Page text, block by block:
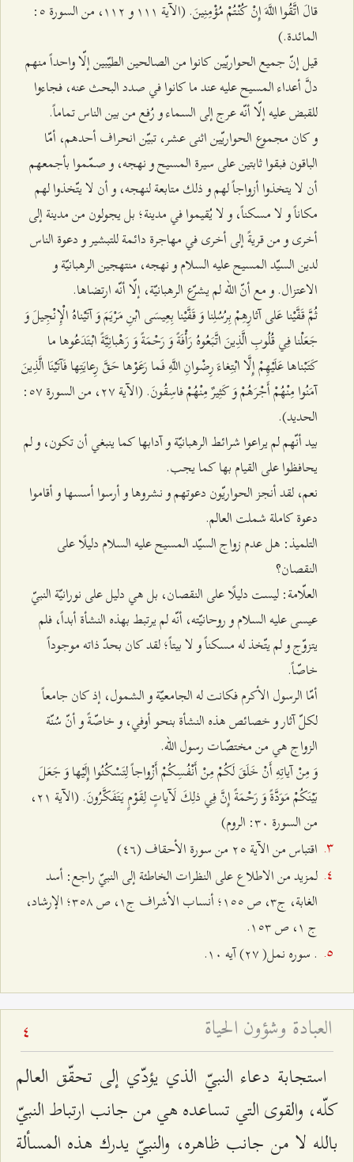
قالَ اتَّقُوا اللَّهَ إِنْ كُنْتُمْ مُؤْمِنِينَ‌. (الآية ۱۱۱ و ۱۱٢، من السورة ٥:
المائدة.)
قيل إنّ جميع الحواريّين كانوا من الصالحين الطيّبين إلّا واحداً منهم
دلَّ أعداء المسيح عليه عند ما كانوا في صدد البحث عنه، فجاءوا
للقبض عليه إلّا أنّه عرج إلى السماء و رُفع من بين الناس تماماً.
و كان مجموع الحواريّين اثنى عشر، تبيّن انحراف أحدهم، أمّا
الباقون فبقوا ثابتين على سيرة المسيح و نهجه، و صمّموا بأجمعهم
أن لا يتخذوا أزواجاً لهم و ذلك متابعة لنهجه، و أن لا يتّخذوا لهم
مكاناً و لا مسكناً، و لا يُقيموا في مدينة؛ بل يجولون من مدينة إلى
أخرى و من قريةً إلى أخرى في مهاجرة دائمة للتبشير و دعوة الناس
لدين السيّد المسيح عليه السلام و نهجه، منتهجين الرهبانيّة و
الاعتزال. و مع أنّ الله لم يشرّع الرهبانيّة، إلّا أنّه ارتضاها.
ثُمَّ قَفَّيْنا عَلى‌ آثارِهِمْ بِرُسُلِنا وَ قَفَّيْنا بِعِيسَى ابْنِ مَرْيَمَ وَ آتَيْناهُ الْإِنْجِيلَ وَ
جَعَلْنا فِي قُلُوبِ الَّذِينَ اتَّبَعُوهُ رَأْفَةً وَ رَحْمَةً وَ رَهْبانِيَّةً ابْتَدَعُوها ما
كَتَبْناها عَلَيْهِمْ إِلَّا ابْتِغاءَ رِضْوانِ اللَّهِ فَما رَعَوْها حَقَّ رِعايَتِها فَآتَيْنَا الَّذِينَ
آمَنُوا مِنْهُمْ أَجْرَهُمْ وَ كَثِيرٌ مِنْهُمْ فاسِقُونَ. (الآية ٢۷، من السورة ٥۷:
الحديد).
بيد أنّهم لم يراعوا شرائط الرهبانيّة و آدابها كما ينبغي أن تكون، و لم
يحافظوا على القيام بها كما يجب.
نعم، لقد أنجز الحواريّون دعوتهم و نشروها و أرسوا أسسها و أقاموا
دعوة كاملة شملت العالم.
التلميذ: هل عدم زواج السيّد المسيح عليه السلام دليلًا على
النقصان؟
العلّامة: ليست دليلًا على النقصان، بل هي دليل على نورانيّة النبيّ
عيسى عليه السلام و روحانيّته، أنّه لم يرتبط بهذه النشأة أبداً، فلم
يتزوّج و لم يتّخذ له مسكناً و لا بيتاً؛ لقد كان بحدّ ذاته موجوداً
خاصّاً.
أمّا الرسول الأكرم فكانت له الجامعيّة و الشمول، إذ كان جامعاً
لكلّ آثار و خصائص هذه النشأة بنحو أوفي، و خاصّةً و أنّ سُنّة
الزواج هي من مختصّات رسول الله.
وَ مِنْ آياتِهِ أَنْ خَلَقَ لَكُمْ مِنْ أَنْفُسِكُمْ أَزْواجاً لِتَسْكُنُوا إِلَيْها وَ جَعَلَ
بَيْنَكُمْ مَوَدَّةً وَ رَحْمَةً إِنَّ فِي ذلِكَ لَآياتٍ لِقَوْمٍ يَتَفَكَّرُونَ. (الآية ٢۱،
من السورة ٣۰: الروم‌)
اقتباس من الآية ٢٥ من سورة الأحقاف (٤٦)
لمزيد من الاطلاع على النظرات الخاطئة إلى النبيّ راجع: أسد
الغابة، ج٣، ص ۱٥٥؛ أنساب الأشراف ج۱، ص ٣٥۸؛ الإرشاد،
ج ۱، ص ۱٥٣.
. سوره نمل( ٢۷) آيه ۱۰.
العبادة وشؤون الحياة 4
استجابة دعاء النبيّ الذي يؤدّي إلى تحقّق العالم
كلّه، والقوى التي تساعده هي من جانب ارتباط النبيّ
بالله لا من جانب ظاهره، والنبيّ يدرك هذه المسألة